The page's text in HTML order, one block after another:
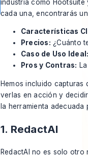
industria como Hootsuite
cada una, encontrarás
Características
Precios: ¿Cuánto
Caso de Uso
Pros y Contras:
Hemos incluido
verlas en acción y
la herramienta
1. RedactAI
RedactAI no es solo